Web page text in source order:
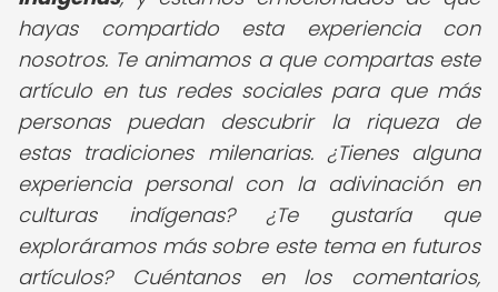
hayas compartido esta experiencia con
nosotros. Te animamos a que compartas este
artículo en tus redes sociales para que más
personas puedan descubrir la riqueza de
estas tradiciones milenarias. ¿Tienes alguna
experiencia personal con la adivinación en
culturas indígenas? ¿Te gustaría que
exploráramos más sobre este tema en futuros
artículos? Cuéntanos en los comentarios,